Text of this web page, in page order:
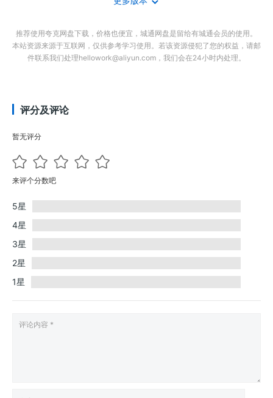
推荐使用夸克网盘下载，价格也便宜，城通网盘是留给有城通会员的使用。
本站资源来源于互联网，仅供参考学习使用。若该资源侵犯了您的权益，请邮
件联系我们处理hellowork@aliyun.com，我们会在24小时内处理。
评分及评论
暂无评分
来评个分数吧
5星
4星
3星
2星
1星